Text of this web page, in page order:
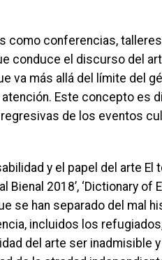
como conferencias,
conduce el discurso del
va más allá del límite del
Este concepto es
de los eventos
y el papel del arte El
Bienal 2018’, ‘Dictionary of
se han separado del mal
incluidos los
del arte ser inadmisible